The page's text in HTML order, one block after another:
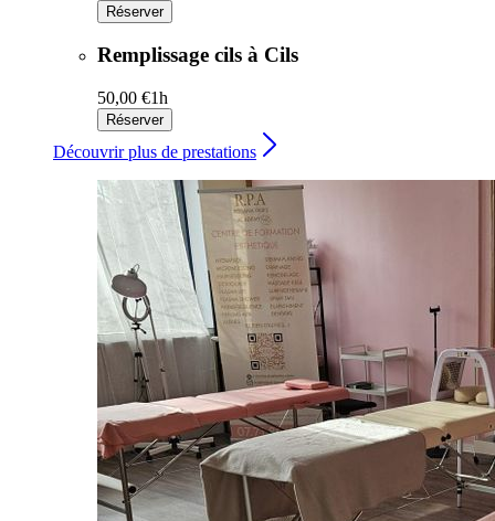
Réserver
Remplissage cils à Cils
50,00 €1h
Réserver
Découvrir plus de prestations